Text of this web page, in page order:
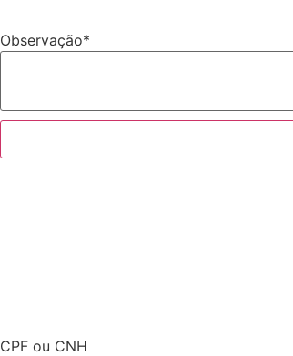
Observação*
CPF ou CNH